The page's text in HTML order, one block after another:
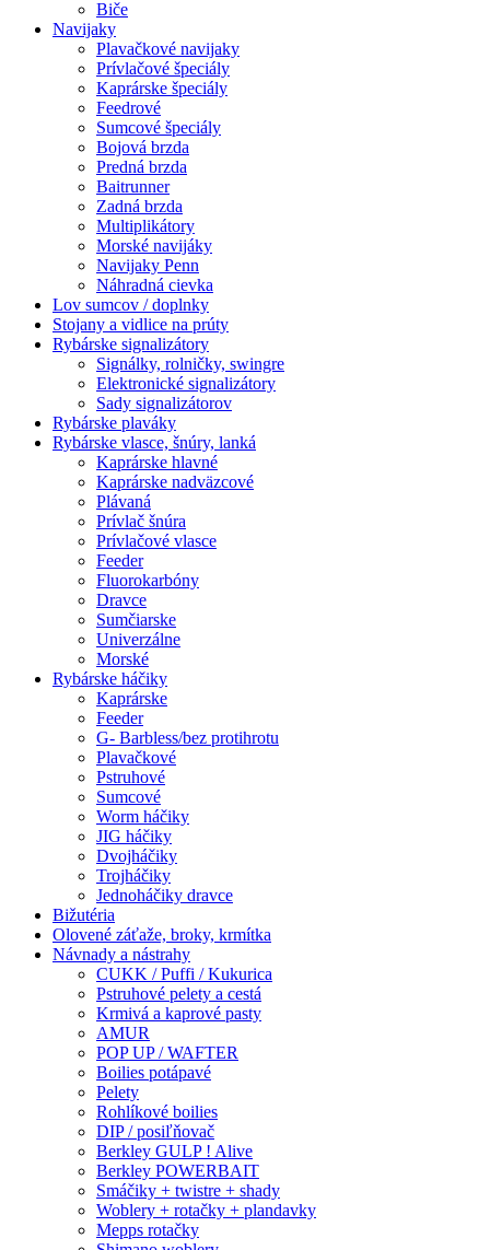
Biče
Navijaky
Plavačkové navijaky
Prívlačové špeciály
Kaprárske špeciály
Feedrové
Sumcové špeciály
Bojová brzda
Predná brzda
Baitrunner
Zadná brzda
Multiplikátory
Morské navijáky
Navijaky Penn
Náhradná cievka
Lov sumcov / doplnky
Stojany a vidlice na prúty
Rybárske signalizátory
Signálky, rolničky, swingre
Elektronické signalizátory
Sady signalizátorov
Rybárske plaváky
Rybárske vlasce, šnúry, lanká
Kaprárske hlavné
Kaprárske nadväzcové
Plávaná
Prívlač šnúra
Prívlačové vlasce
Feeder
Fluorokarbóny
Dravce
Sumčiarske
Univerzálne
Morské
Rybárske háčiky
Kaprárske
Feeder
G- Barbless/bez protihrotu
Plavačkové
Pstruhové
Sumcové
Worm háčiky
JIG háčiky
Dvojháčiky
Trojháčiky
Jednoháčiky dravce
Bižutéria
Olovené záťaže, broky, krmítka
Návnady a nástrahy
CUKK / Puffi / Kukurica
Pstruhové pelety a cestá
Krmivá a kaprové pasty
AMUR
POP UP / WAFTER
Boilies potápavé
Pelety
Rohlíkové boilies
DIP / posiľňovač
Berkley GULP ! Alive
Berkley POWERBAIT
Smáčiky + twistre + shady
Woblery + rotačky + plandavky
Mepps rotačky